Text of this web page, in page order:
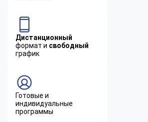
Дистанционный
формат и свободный
график
Готовые и
индивидуальные
программы